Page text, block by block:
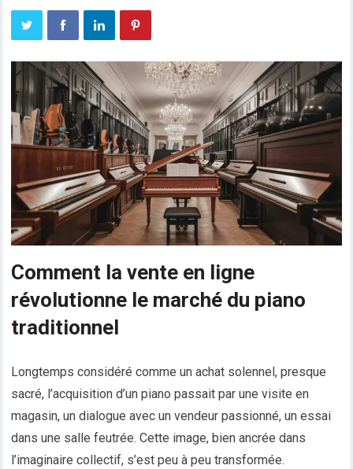
Comment la vente en ligne
révolutionne le marché du piano
traditionnel
Longtemps considéré comme un achat solennel, presque
sacré, l’acquisition d’un piano passait par une visite en
magasin, un dialogue avec un vendeur passionné, un essai
dans une salle feutrée. Cette image, bien ancrée dans
l’imaginaire collectif, s’est peu à peu transformée.